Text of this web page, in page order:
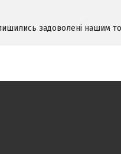
задоволені нашим